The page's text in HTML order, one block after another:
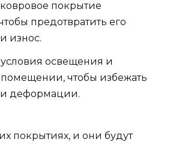
покрытие
предотвратить его
износ.
освещения и
чтобы избежать
деформации.
покрытиях, и они будут